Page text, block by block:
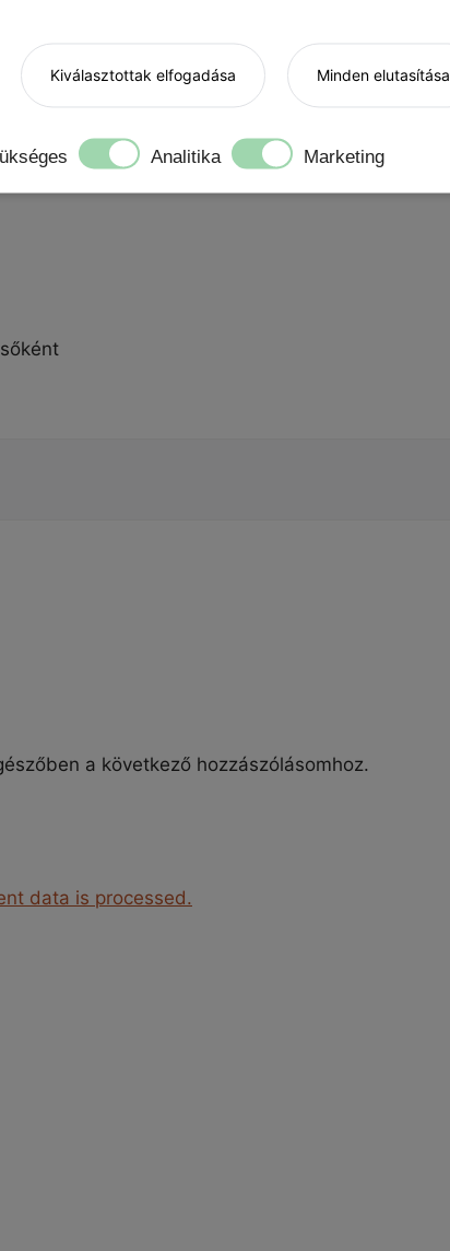
Kiválasztottak elfogadása Minden elutasítása
Analitika Marketing
a következő hozzászólásomhoz.
data is processed.